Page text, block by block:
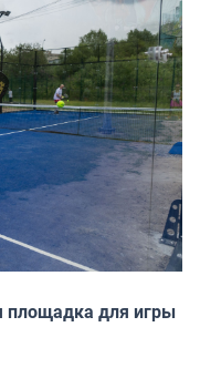
площадка для игры